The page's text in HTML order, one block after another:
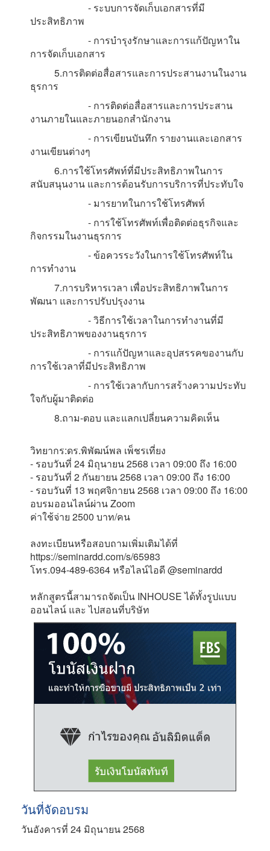
- ระบบการจัดเก็บเอกสารที่มี
ประสิทธิภาพ
- การบำรุงรักษาและการแก้ปัญหาใน
การจัดเก็บเอกสาร
5.การติดต่อสื่อสารและการประสานงานในงาน
ธุรการ
- การติดต่อสื่อสารและการประสาน
งานภายในและภายนอกสำนักงาน
- การเขียนบันทึก รายงานและเอกสาร
งานเขียนต่างๆ
6.การใช้โทรศัพท์ที่มีประสิทธิภาพในการ
สนับสนุนงาน และการต้อนรับการบริการที่ประทับใจ
- มารยาทในการใช้โทรศัพท์
- การใช้โทรศัพท์เพื่อติดต่อธุรกิจและ
กิจกรรมในงานธุรการ
- ข้อควรระวังในการใช้โทรศัพท์ใน
การทำงาน
7.การบริหารเวลา เพื่อประสิทธิภาพในการ
พัฒนา และการปรับปรุงงาน
- วิธีการใช้เวลาในการทำงานที่มี
ประสิทธิภาพของงานธุรการ
- การแก้ปัญหาและอุปสรรคของานกับ
การใช้เวลาที่มีประสิทธิภาพ
- การใช้เวลากับการสร้างความประทับ
ใจกับผู้มาติดต่อ
8.ถาม-ตอบ และแลกเปลี่ยนความคิดเห็น
วิทยากร:ดร.พิพัฒน์พล เพ็ชรเที่ยง
- รอบวันที่ 24 มิถุนายน 2568 เวลา 09:00 ถึง 16:00
- รอบวันที่ 2 กันยายน 2568 เวลา 09:00 ถึง 16:00
- รอบวันที่ 13 พฤศจิกายน 2568 เวลา 09:00 ถึง 16:00
อบรมออนไลน์ผ่าน Zoom
ค่าใช้จ่าย 2500 บาท/คน
ลงทะเบียนหรือสอบถามเพิ่มเติมได้ที่
https://seminardd.com/s/65983
โทร.094-489-6364 หรือไลน์ไอดี @seminardd
หลักสูตรนี้สามารถจัดเป็น INHOUSE ได้ทั้งรูปแบบ
ออนไลน์ และ ไปสอนที่บริษัท
วันที่จัดอบรม
วันอังคารที่ 24 มิถุนายน 2568